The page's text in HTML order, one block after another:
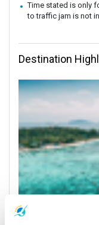
Time stated is only
to traffic jam is not
Destination